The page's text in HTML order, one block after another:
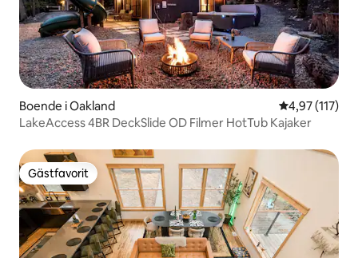
Boende i Oakland 4,97 av 5 i
4,97 (117)
LakeAccess 4BR DeckSlide OD Filmer HotTub Kajaker
Gästfavorit
Gästfavorit